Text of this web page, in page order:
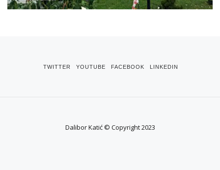
TWITTER YOUTUBE FACEBOOK LINKEDIN
Dalibor Katić © Copyright 2023